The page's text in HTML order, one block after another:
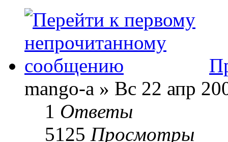
mango-a » Вс 22 апр
1 Ответы
5125 Просмотры